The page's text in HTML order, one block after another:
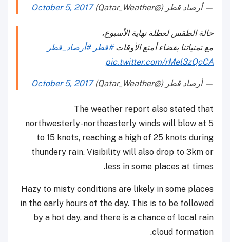
— أرصاد قطر (@Qatar_Weather) October 5, 2017
حالة الطقس لعطلة نهاية الأسبوع،
مع تمنياتنا بقضاء أمتع الأوقات#قطر #أرصاد_قطر
pic.twitter.com/rMel3zQcCA
— أرصاد قطر (@Qatar_Weather) October 5, 2017
The weather report also stated that
northwesterly-northeasterly winds will blow at 5
to 15 knots, reaching a high of 25 knots during
thundery rain. Visibility will also drop to 3km or
less in some places at times.
Hazy to misty conditions are likely in some places
in the early hours of the day. This is to be followed
by a hot day, and there is a chance of local rain
cloud formation.